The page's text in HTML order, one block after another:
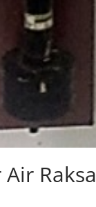
Raksa